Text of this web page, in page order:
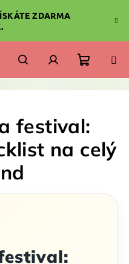
ZDARMA
HledatPřihlášeníNákupní
festival:
na celý